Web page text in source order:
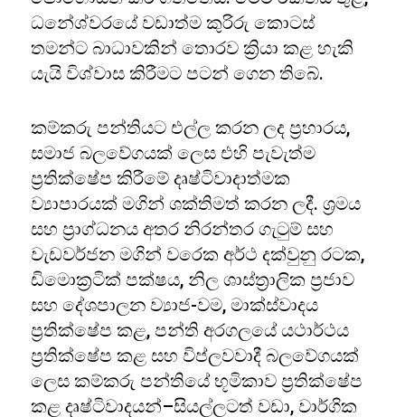
ධනේශ්වරයේ වඩාත්ම කුරිරු කොටස්
තමන්ට බාධාවකින් තොරව ක්‍රියා කළ හැකි
යැයි විශ්වාස කිරීමට පටන් ගෙන තිබේ.
කම්කරු පන්තියට එල්ල කරන ලද ප්‍රහාරය,
සමාජ බලවේගයක් ලෙස එහි පැවැත්ම
ප්‍රතික්ෂේප කිරීමේ දෘෂ්ටිවාදාත්මක
ව්‍යාපාරයක් මගින් ශක්තිමත් කරන ලදී. ශ්‍රමය
සහ ප්‍රාග්ධනය අතර නිරන්තර ගැටුම් සහ
වැඩවර්ජන මගින් වරෙක අර්ථ දක්වුනු රටක,
ඩිමොක්‍රටික් පක්ෂය, නිල ශාස්ත්‍රාලික ප්‍රජාව
සහ දේශපාලන ව්‍යාජ-වම, මාක්ස්වාදය
ප්‍රතික්ෂේප කළ, පන්ති අරගලයේ යථාර්ථය
ප්‍රතික්ෂේප කළ සහ විප්ලවවාදී බලවේගයක්
ලෙස කම්කරු පන්තියේ භූමිකාව ප්‍රතික්ෂේප
කළ දෘෂ්ටිවාදයන්–සියල්ලටත් වඩා, වාර්ගික